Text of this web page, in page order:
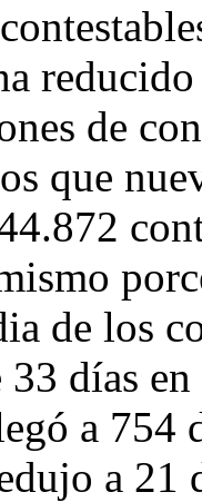
de
que
de los
días
a 754
a 21